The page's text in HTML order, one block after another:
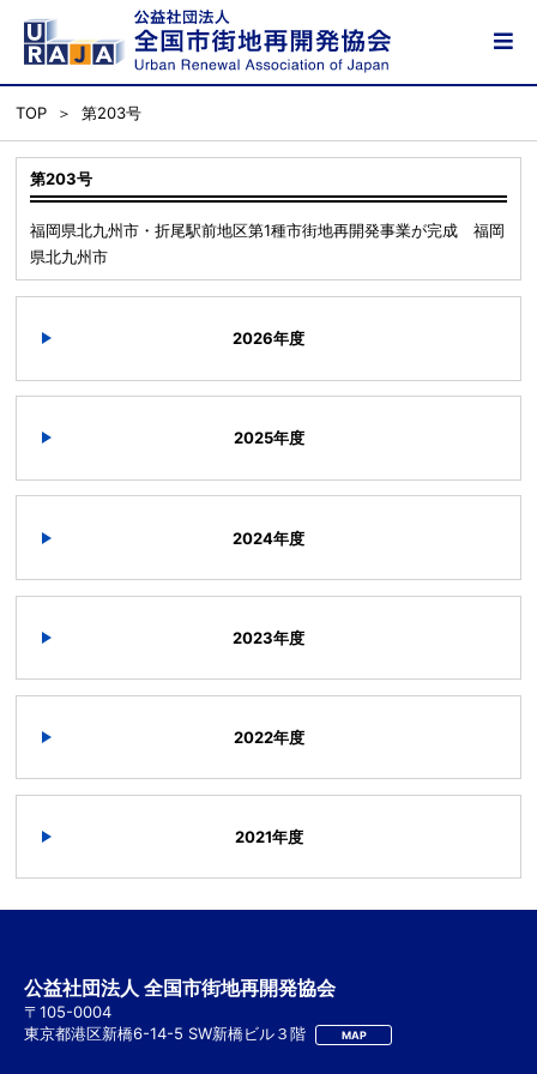
TOP 第203号
第203号
福岡県北九州市・折尾駅前地区第1種市街地再開発事業が完成 福岡
県北九州市
2026年度
2025年度
2024年度
2023年度
2022年度
2021年度
公益社団法人 全国市街地再開発協会
〒105-0004
東京都港区新橋6-14-5 SW新橋ビル３階
MAP